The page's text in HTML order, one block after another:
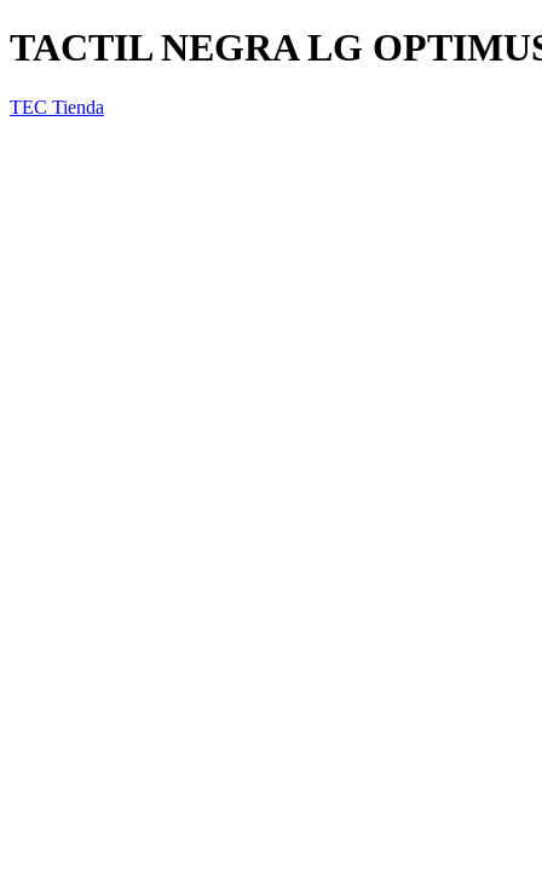
TACTIL NEGRA LG
TEC Tienda